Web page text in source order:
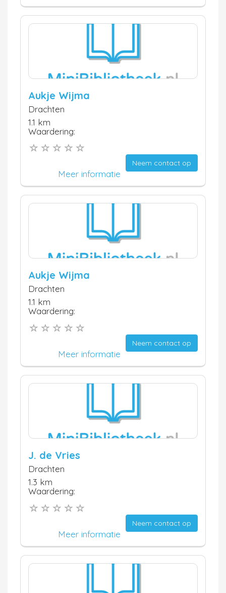
Aukje Wijma
Drachten
1.1 km
Waardering:
Neem contact op
Meer informatie
Aukje Wijma
Drachten
1.1 km
Waardering:
Neem contact op
Meer informatie
J. de Vries
Drachten
1.3 km
Waardering:
Neem contact op
Meer informatie